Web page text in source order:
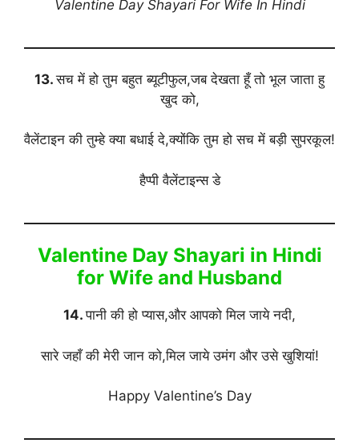
Valentine Day Shayari For Wife In Hindi
13.सच में हो तुम बहुत ब्यूटीफुल,जब देखता हूँ तो भूल जाता हु
खुद को,
वैलेंटाइन की तुम्हे क्या बधाई दे,क्योंकि तुम हो सच में बड़ी सुपरकूल!
हैप्पी वैलेंटाइन्स डे
Valentine Day Shayari in Hindi
for Wife and Husband
14.पानी की हो प्यास,और आपको मिल जाये नदी,
सारे जहाँ की मेरी जान को,मिल जाये उमंग और उसे खुशियां!
Happy Valentine’s Day